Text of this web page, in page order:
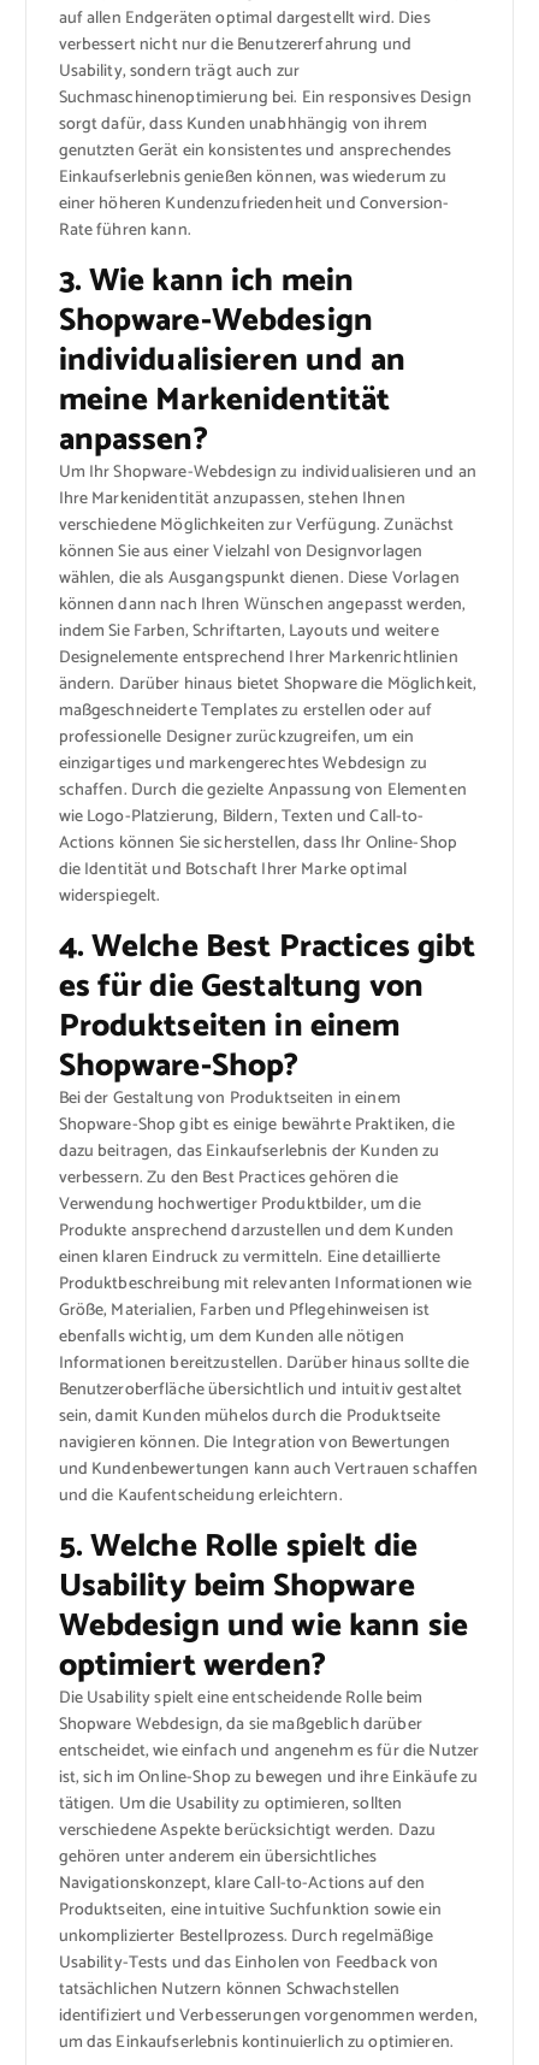
auf allen Endgeräten optimal dargestellt wird. Dies
verbessert nicht nur die Benutzererfahrung und
Usability, sondern trägt auch zur
Suchmaschinenoptimierung bei. Ein responsives Design
sorgt dafür, dass Kunden unabhhängig von ihrem
genutzten Gerät ein konsistentes und ansprechendes
Einkaufserlebnis genießen können, was wiederum zu
einer höheren Kundenzufriedenheit und Conversion-
Rate führen kann.
3. Wie kann ich mein
Shopware-Webdesign
individualisieren und an
meine Markenidentität
anpassen?
Um Ihr Shopware-Webdesign zu individualisieren und an
Ihre Markenidentität anzupassen, stehen Ihnen
verschiedene Möglichkeiten zur Verfügung. Zunächst
können Sie aus einer Vielzahl von Designvorlagen
wählen, die als Ausgangspunkt dienen. Diese Vorlagen
können dann nach Ihren Wünschen angepasst werden,
indem Sie Farben, Schriftarten, Layouts und weitere
Designelemente entsprechend Ihrer Markenrichtlinien
ändern. Darüber hinaus bietet Shopware die Möglichkeit,
maßgeschneiderte Templates zu erstellen oder auf
professionelle Designer zurückzugreifen, um ein
einzigartiges und markengerechtes Webdesign zu
schaffen. Durch die gezielte Anpassung von Elementen
wie Logo-Platzierung, Bildern, Texten und Call-to-
Actions können Sie sicherstellen, dass Ihr Online-Shop
die Identität und Botschaft Ihrer Marke optimal
widerspiegelt.
4. Welche Best Practices gibt
es für die Gestaltung von
Produktseiten in einem
Shopware-Shop?
Bei der Gestaltung von Produktseiten in einem
Shopware-Shop gibt es einige bewährte Praktiken, die
dazu beitragen, das Einkaufserlebnis der Kunden zu
verbessern. Zu den Best Practices gehören die
Verwendung hochwertiger Produktbilder, um die
Produkte ansprechend darzustellen und dem Kunden
einen klaren Eindruck zu vermitteln. Eine detaillierte
Produktbeschreibung mit relevanten Informationen wie
Größe, Materialien, Farben und Pflegehinweisen ist
ebenfalls wichtig, um dem Kunden alle nötigen
Informationen bereitzustellen. Darüber hinaus sollte die
Benutzeroberfläche übersichtlich und intuitiv gestaltet
sein, damit Kunden mühelos durch die Produktseite
navigieren können. Die Integration von Bewertungen
und Kundenbewertungen kann auch Vertrauen schaffen
und die Kaufentscheidung erleichtern.
5. Welche Rolle spielt die
Usability beim Shopware
Webdesign und wie kann sie
optimiert werden?
Die Usability spielt eine entscheidende Rolle beim
Shopware Webdesign, da sie maßgeblich darüber
entscheidet, wie einfach und angenehm es für die Nutzer
ist, sich im Online-Shop zu bewegen und ihre Einkäufe zu
tätigen. Um die Usability zu optimieren, sollten
verschiedene Aspekte berücksichtigt werden. Dazu
gehören unter anderem ein übersichtliches
Navigationskonzept, klare Call-to-Actions auf den
Produktseiten, eine intuitive Suchfunktion sowie ein
unkomplizierter Bestellprozess. Durch regelmäßige
Usability-Tests und das Einholen von Feedback von
tatsächlichen Nutzern können Schwachstellen
identifiziert und Verbesserungen vorgenommen werden,
um das Einkaufserlebnis kontinuierlich zu optimieren.